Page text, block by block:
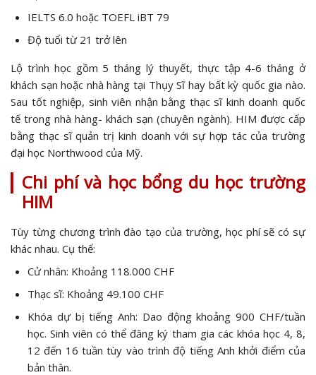
IELTS 6.0 hoặc TOEFL iBT 79
Độ tuổi từ 21 trở lên
Lộ trình học gồm 5 tháng lý thuyết, thực tập 4-6 tháng ở
khách sạn hoặc nhà hàng tại Thụy Sĩ hay bất kỳ quốc gia nào.
Sau tốt nghiệp, sinh viên nhận bằng thạc sĩ kinh doanh quốc
tế trong nhà hàng- khách sạn (chuyên ngành). HIM được cấp
bằng thạc sĩ quản trị kinh doanh với sự hợp tác của trường
đại học Northwood của Mỹ.
Chi phí và học bổng du học trường
HIM
Tùy từng chương trình đào tạo của trường, học phí sẽ có sự
khác nhau. Cụ thể:
Cử nhân: Khoảng 118.000 CHF
Thạc sĩ: Khoảng 49.100 CHF
Khóa dự bị tiếng Anh: Dao động khoảng 900 CHF/tuần
học. Sinh viên có thể đăng ký tham gia các khóa học 4, 8,
12 đến 16 tuần tùy vào trình độ tiếng Anh khởi điểm của
bản thân.